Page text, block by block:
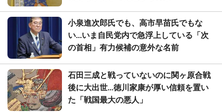
小泉進次郎氏でも、高市早苗氏でもな
い...いま自民党内で急浮上している「次
の首相」有力候補の意外な名前
石田三成と戦っていないのに関ヶ原合戦
後に大出世...徳川家康が厚い信頼を置い
た「戦国最大の悪人」